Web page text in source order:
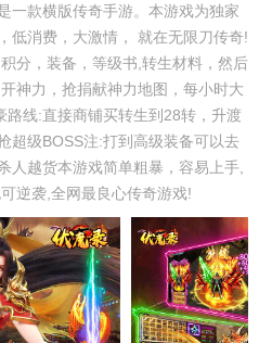
一款横版传奇手游。本游戏为独家
低消费，大激情， 就在无限刀传奇!
分，装备，等级书,转生材料，然后
神力，抢捐献神力地图，每小时大
线:直接商铺买转生到28转，升渡
超级BOSS注:打到高级装备可以去
人越货本游戏简单粗暴，容易上手,
逆袭,全网最良心传奇游戏!